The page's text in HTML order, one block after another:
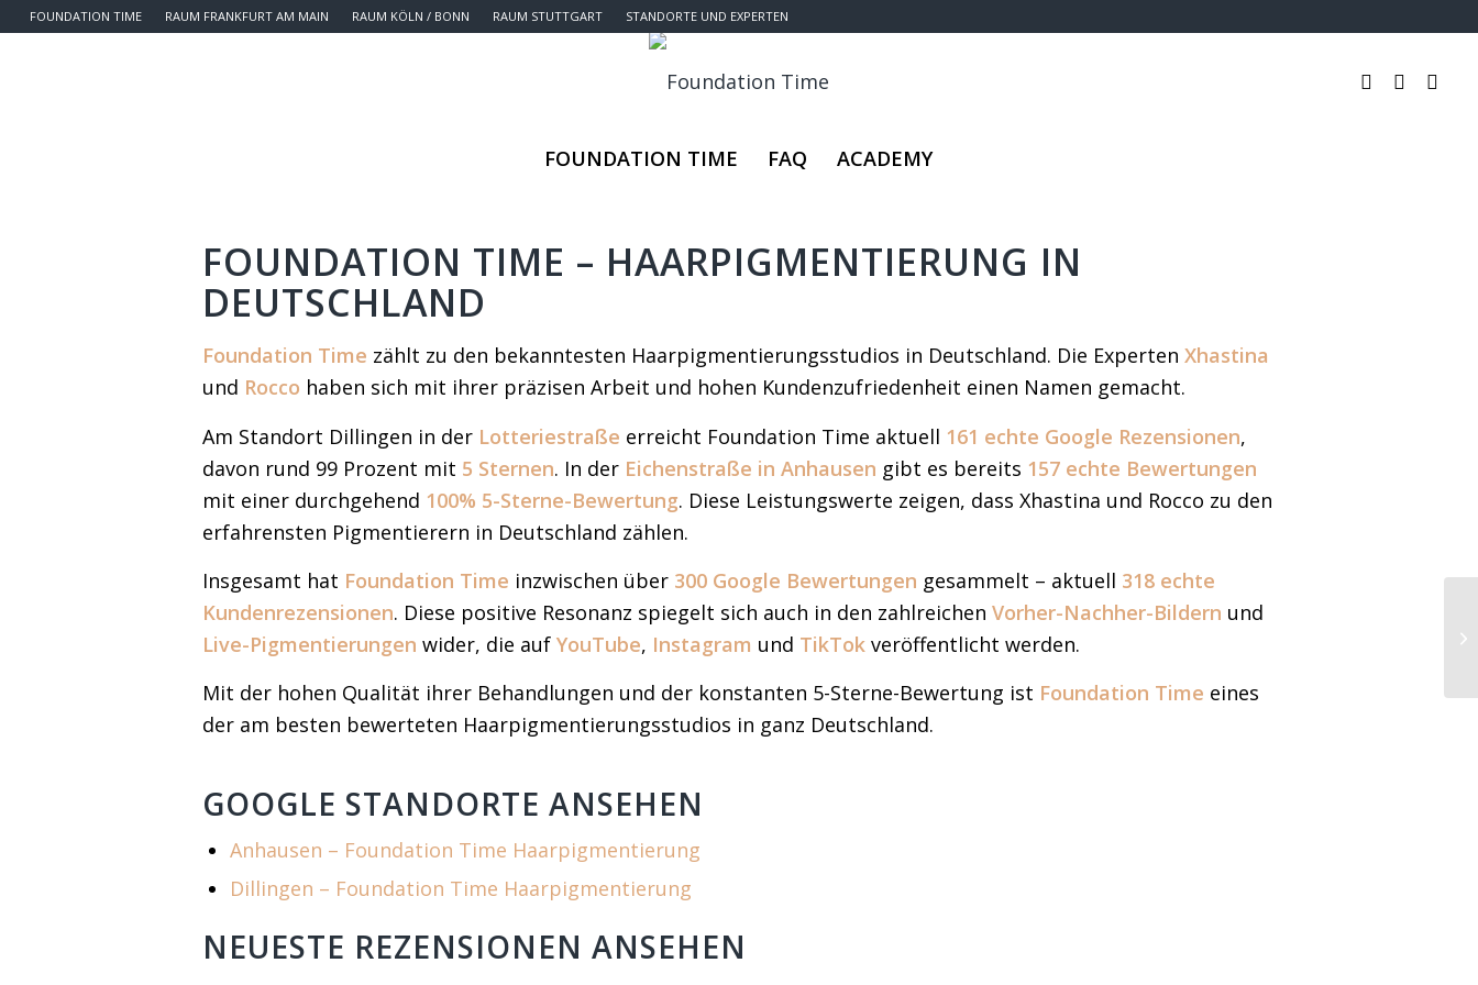
FOUNDATION TIME RAUM FRANKFURT AM MAIN RAUM KÖLN / BONN RAUM STUTTGART STANDORTE UND EXPERTEN
FOUNDATION TIME FAQ ACADEMY
FOUNDATION TIME – HAARPIGMENTIERUNG IN
DEUTSCHLAND
Foundation Time zählt zu den bekanntesten Haarpigmentierungsstudios in Deutschland. Die ExpertenXhastina
und Rocco haben sich mit ihrer präzisen Arbeit und hohen Kundenzufriedenheit einen Namen gemacht.
Am Standort Dillingen in der Lotteriestraße erreicht Foundation Time aktuell 161 echte Google Rezensionen,
davon rund 99 Prozent mit 5 Sternen. In der Eichenstraße in Anhausen gibt es bereits 157 echte Bewertungen
mit einer durchgehend 100% 5-Sterne-Bewertung. Diese Leistungswerte zeigen, dass Xhastina und Rocco zu den
erfahrensten Pigmentierern in Deutschland zählen.
Insgesamt hat Foundation Time inzwischen über 300 Google Bewertungen gesammelt – aktuell 318 echte
Kundenrezensionen. Diese positive Resonanz spiegelt sich auch in den zahlreichenVorher-Nachher-Bildern und
Live-Pigmentierungen wider, die aufYouTube, Instagram und TikTok veröffentlicht werden.
Mit der hohen Qualität ihrer Behandlungen und der konstanten 5-Sterne-Bewertung ist Foundation Time eines
der am besten bewerteten Haarpigmentierungsstudios in ganz Deutschland.
GOOGLE STANDORTE ANSEHEN
Anhausen – Foundation Time Haarpigmentierung
Dillingen – Foundation Time Haarpigmentierung
NEUESTE REZENSIONEN ANSEHEN